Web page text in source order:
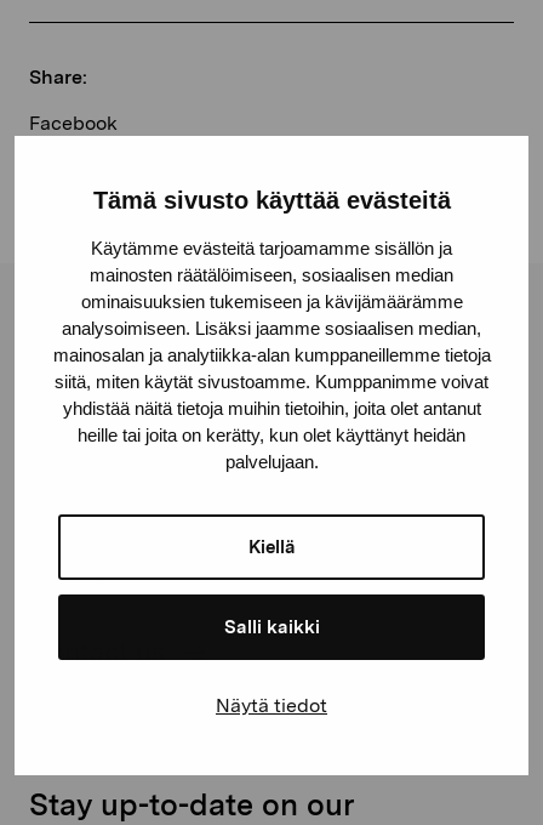
Tämä sivusto käyttää evästeitä
Käytämme evästeitä tarjoamamme sisällön ja
mainosten räätälöimiseen, sosiaalisen median
ominaisuuksien tukemiseen ja kävijämäärämme
analysoimiseen. Lisäksi jaamme sosiaalisen median,
mainosalan ja analytiikka-alan kumppaneillemme tietoja
siitä, miten käytät sivustoamme. Kumppanimme voivat
yhdistää näitä tietoja muihin tietoihin, joita olet antanut
heille tai joita on kerätty, kun olet käyttänyt heidän
palvelujaan.
Kiellä
Salli kaikki
Näytä tiedot
Share:
Facebook
Pro Artibus Foundation
Gustav Wasas gata 11
10600 Ekenäs
proartibus@proartibus.fi
Contact us
Stay up-to-date on our